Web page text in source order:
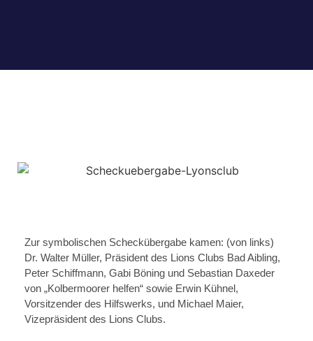
Zur symbolischen Scheckübergabe kamen: (von links)
Dr. Walter Müller, Präsident des Lions Clubs Bad Aibling,
Peter Schiffmann, Gabi Böning und Sebastian Daxeder
von „Kolbermoorer helfen“ sowie Erwin Kühnel,
Vorsitzender des Hilfswerks, und Michael Maier,
Vizepräsident des Lions Clubs.